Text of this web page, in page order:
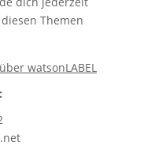
Themen
watsonLABEL